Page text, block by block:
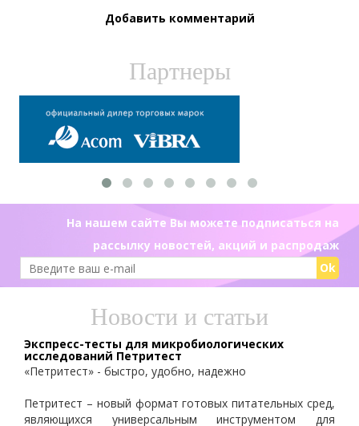
Добавить комментарий
Партнеры
На нашем сайте Вы можете подписаться на
рассылку новостей, акций и распродаж
Ok
Новости и статьи
Экспресс-тесты для микробиологических
исследований Петритест
«Петритест» - быстро, удобно, надежно
Петритест – новый формат готовых питательных сред,
являющихся универсальным инструментом для